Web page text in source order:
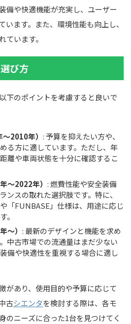
備や快適機能が充実し、ユーザー
います。また、環境性能も向上し、
ています。
び方
下のポイントを考慮すると良いで
2010年） : 予算を抑えたい方や、
る方に適しています。ただし、年
離や車両状態を十分に確認するこ
～2022年） : 燃費性能や安全装備
ンスの取れた選択肢です。特に、
「FUNBASE」仕様は、用途に応じ
。
～） : 最新のデザインと機能を求め
中古市場での流通量はまだ少ない
備や快適性を重視する場合に適し
があり、使用目的や予算に応じて
古シエンタを検討する際は、各モ
のニーズに合った1台を見つけてく